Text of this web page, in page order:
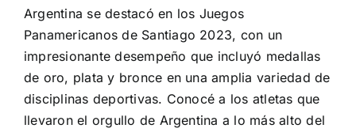
Argentina se destacó en los Juegos
Panamericanos de Santiago 2023, con un
impresionante desempeño que incluyó medallas
de oro, plata y bronce en una amplia variedad de
disciplinas deportivas. Conocé a los atletas que
llevaron el orgullo de Argentina a lo más alto del